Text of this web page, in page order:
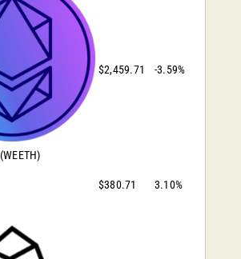
(WEETH)
$2,459.71 -3.59%
$380.71 3.10%